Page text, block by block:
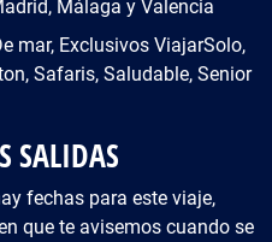
Málaga y Valencia
mar, Exclusivos ViajarSolo,
Safaris, Saludable, Senior
SALIDAS
fechas para este viaje,
que te avisemos cuando se